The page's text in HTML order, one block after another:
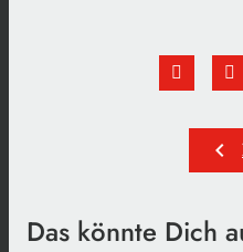
chevron_left
Das könnte Dich